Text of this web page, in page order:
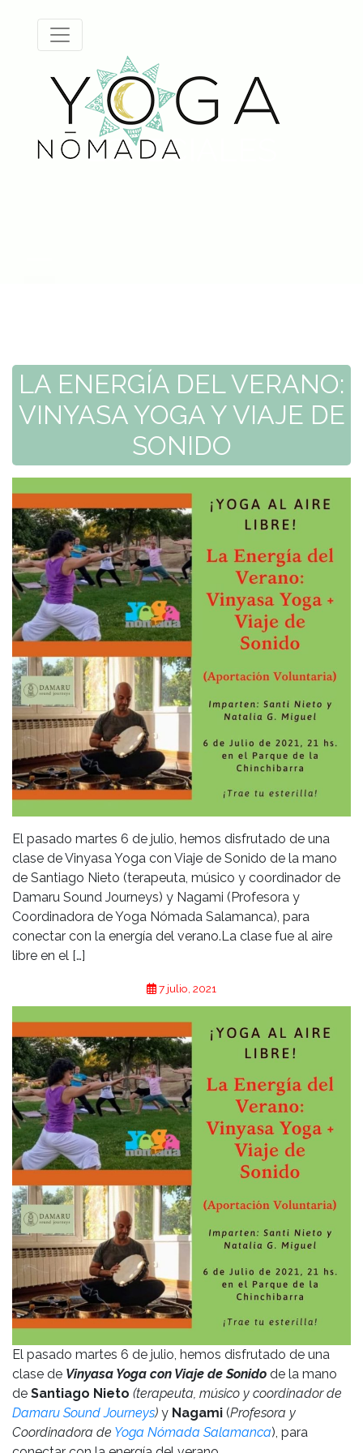
ESPECIALES
LA ENERGÍA DEL VERANO:
VINYASA YOGA Y VIAJE DE
SONIDO
El pasado martes 6 de julio, hemos disfrutado de una
clase de Vinyasa Yoga con Viaje de Sonido de la mano
de Santiago Nieto (terapeuta, músico y coordinador de
Damaru Sound Journeys) y Nagami (Profesora y
Coordinadora de Yoga Nómada Salamanca), para
conectar con la energía del verano.La clase fue al aire
libre en el […]
7 julio, 2021
El pasado martes 6 de julio, hemos disfrutado de una
clase de Vinyasa Yoga con Viaje de Sonido de la mano
de Santiago Nieto (terapeuta, músico y coordinador de
Damaru Sound Journeys) y Nagami (Profesora y
Coordinadora de Yoga Nómada Salamanca), para